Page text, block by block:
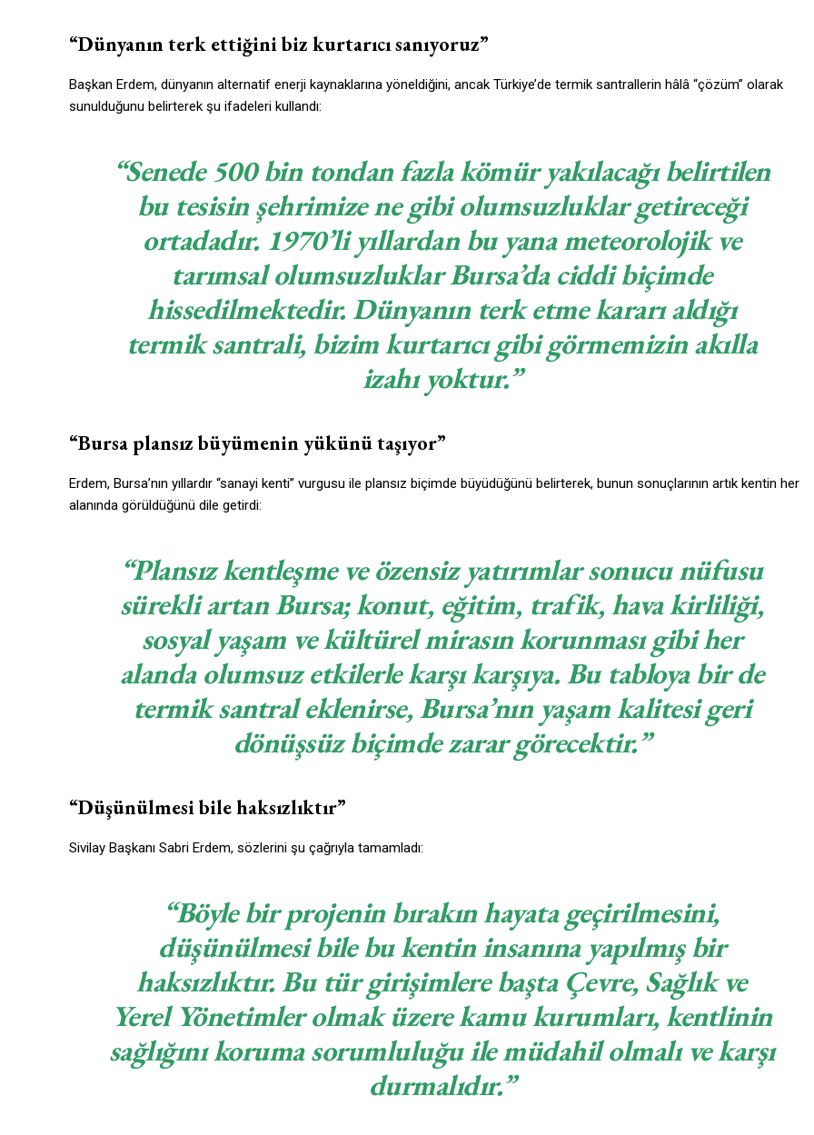
“Dünyanın terk ettiğini biz kurtarıcı sanıyoruz”
Başkan Erdem, dünyanın alternatif enerji kaynaklarına yöneldiğini, ancak Türkiye’de termik santrallerin hâlâ “çözüm” olarak
sunulduğunu belirterek şu ifadeleri kullandı:
“Senede 500 bin tondan fazla kömür yakılacağı belirtilen
bu tesisin şehrimize ne gibi olumsuzluklar getireceği
ortadadır. 1970’li yıllardan bu yana meteorolojik ve
tarımsal olumsuzluklar Bursa’da ciddi biçimde
hissedilmektedir. Dünyanın terk etme kararı aldığı
termik santrali, bizim kurtarıcı gibi görmemizin akılla
izahı yoktur.”
“Bursa plansız büyümenin yükünü taşıyor”
Erdem, Bursa’nın yıllardır “sanayi kenti” vurgusu ile plansız biçimde büyüdüğünü belirterek, bunun sonuçlarının artık kentin her
alanında görüldüğünü dile getirdi:
“Plansız kentleşme ve özensiz yatırımlar sonucu nüfusu
sürekli artan Bursa; konut, eğitim, trafik, hava kirliliği,
sosyal yaşam ve kültürel mirasın korunması gibi her
alanda olumsuz etkilerle karşı karşıya. Bu tabloya bir de
termik santral eklenirse, Bursa’nın yaşam kalitesi geri
dönüşsüz biçimde zarar görecektir.”
“Düşünülmesi bile haksızlıktır”
Sivilay Başkanı Sabri Erdem, sözlerini şu çağrıyla tamamladı:
“Böyle bir projenin bırakın hayata geçirilmesini,
düşünülmesi bile bu kentin insanına yapılmış bir
haksızlıktır. Bu tür girişimlere başta Çevre, Sağlık ve
Yerel Yönetimler olmak üzere kamu kurumları, kentlinin
sağlığını koruma sorumluluğu ile müdahil olmalı ve karşı
durmalıdır.”